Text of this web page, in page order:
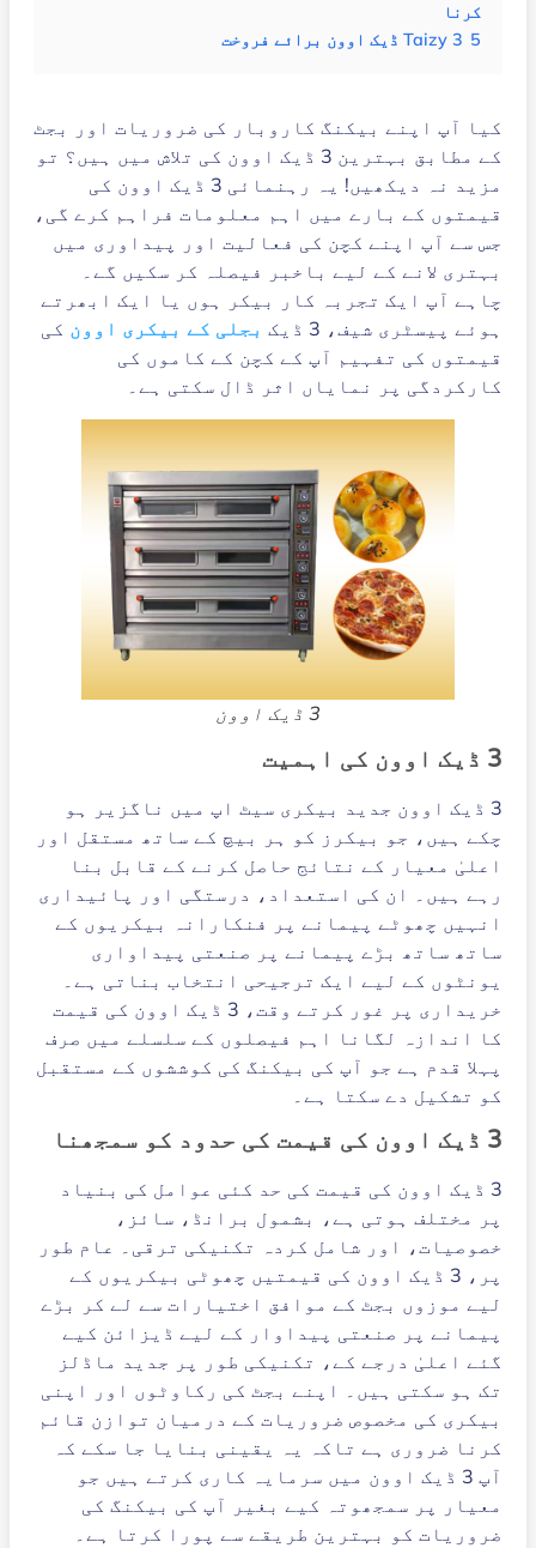
کرنا
5 Taizy 3 ڈیک اوون برائے فروخت
کیا آپ اپنے بیکنگ کاروبار کی ضروریات اور بجٹ
کے مطابق بہترین 3 ڈیک اوون کی تلاش میں ہیں؟ تو
مزید نہ دیکھیں! یہ رہنمائی 3 ڈیک اوون کی
قیمتوں کے بارے میں اہم معلومات فراہم کرے گی،
جس سے آپ اپنے کچن کی فعالیت اور پیداوری میں
بہتری لانے کے لیے باخبر فیصلہ کر سکیں گے۔
چاہے آپ ایک تجربہ کار بیکر ہوں یا ایک ابھرتے
ہوئے پیسٹری شیف، 3 ڈیک
بجلی کے بیکری اوون کی
قیمتوں کی تفہیم آپ کے کچن کے کاموں کی
کارکردگی پر نمایاں اثر ڈال سکتی ہے۔
3 ڈیک اوون
3 ڈیک اوون کی اہمیت
3 ڈیک اوون جدید بیکری سیٹ اپ میں ناگزیر ہو
چکے ہیں، جو بیکرز کو ہر بیچ کے ساتھ مستقل اور
اعلیٰ معیار کے نتائج حاصل کرنے کے قابل بنا
رہے ہیں۔ ان کی استعداد، درستگی اور پائیداری
انہیں چھوٹے پیمانے پر فنکارانہ بیکریوں کے
ساتھ ساتھ بڑے پیمانے پر صنعتی پیداواری
یونٹوں کے لیے ایک ترجیحی انتخاب بناتی ہے۔
خریداری پر غور کرتے وقت، 3 ڈیک اوون کی قیمت
کا اندازہ لگانا اہم فیصلوں کے سلسلے میں صرف
پہلا قدم ہے جو آپ کی بیکنگ کی کوششوں کے مستقبل
کو تشکیل دے سکتا ہے۔
3 ڈیک اوون کی قیمت کی حدود کو سمجھنا
3 ڈیک اوون کی قیمت کی حد کئی عوامل کی بنیاد
پر مختلف ہوتی ہے، بشمول برانڈ، سائز،
خصوصیات، اور شامل کردہ تکنیکی ترقی۔ عام طور
پر، 3 ڈیک اوون کی قیمتیں چھوٹی بیکریوں کے
لیے موزوں بجٹ کے موافق اختیارات سے لے کر بڑے
پیمانے پر صنعتی پیداوار کے لیے ڈیزائن کیے
گئے اعلیٰ درجے کے، تکنیکی طور پر جدید ماڈلز
تک ہو سکتی ہیں۔ اپنے بجٹ کی رکاوٹوں اور اپنی
بیکری کی مخصوص ضروریات کے درمیان توازن قائم
کرنا ضروری ہے تاکہ یہ یقینی بنایا جا سکے کہ
آپ 3 ڈیک اوون میں سرمایہ کاری کرتے ہیں جو
معیار پر سمجھوتہ کیے بغیر آپ کی بیکنگ کی
ضروریات کو بہترین طریقے سے پورا کرتا ہے۔